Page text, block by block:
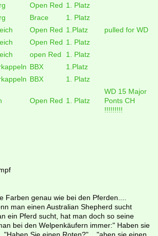
Open Red 1. Platz
Brace
1. Platz
Open Red 1.Platz
pulled for WD
Open Red 1. Platz
open Red
1. Platz
BBX
1.Platz
BBX 1. Platz
Open Red 1. Platz
WD 15 Major
Ponts CH
!!!!!!!!!
Farben genau wie bei den Pferden....
man einen Australian Shepherd sucht
ein Pferd sucht, hat man doch so seine
bei den Welpenkäufern immer:" Haben sie
Sie einen Roten?"...."aben sie einen